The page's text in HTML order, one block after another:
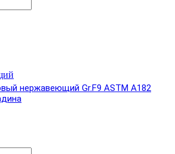
нержавеющий Gr.F9 ASTM A182